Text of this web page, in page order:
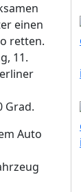
einen
retten.
11.
Grad.
Auto